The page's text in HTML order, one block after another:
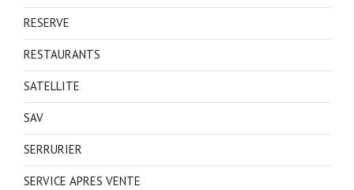
RESERVE
RESTAURANTS
SATELLITE
SAV
SERRURIER
SERVICE APRES VENTE